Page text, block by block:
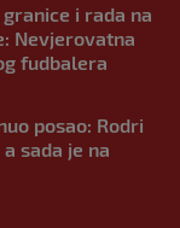
i rada na
Nevjerovatna
fudbalera
posao: Rodri
sada je na